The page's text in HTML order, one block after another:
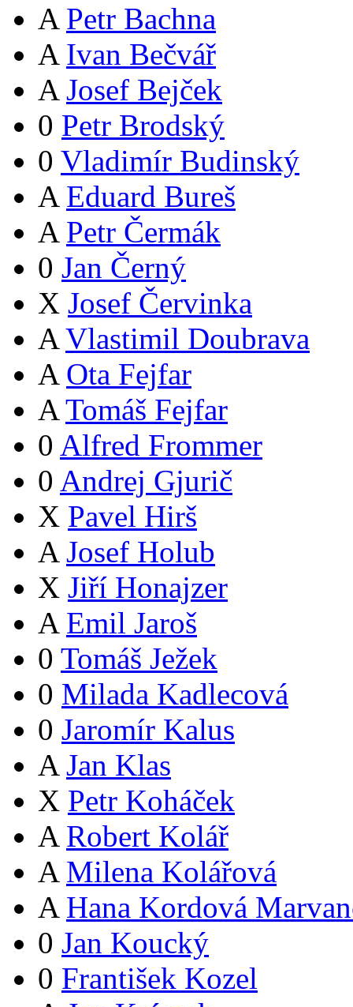
A Petr Bachna
A Ivan Bečvář
A Josef Bejček
0 Petr Brodský
0 Vladimír Budinský
A Eduard Bureš
A Petr Čermák
0 Jan Černý
X Josef Červinka
A Vlastimil Doubrava
A Ota Fejfar
A Tomáš Fejfar
0 Alfred Frommer
0 Andrej Gjurič
X Pavel Hirš
A Josef Holub
X Jiří Honajzer
A Emil Jaroš
0 Tomáš Ježek
0 Milada Kadlecová
0 Jaromír Kalus
A Jan Klas
X Petr Koháček
A Robert Kolář
A Milena Kolářová
A Hana Kordová
0 Jan Koucký
0 František Kozel